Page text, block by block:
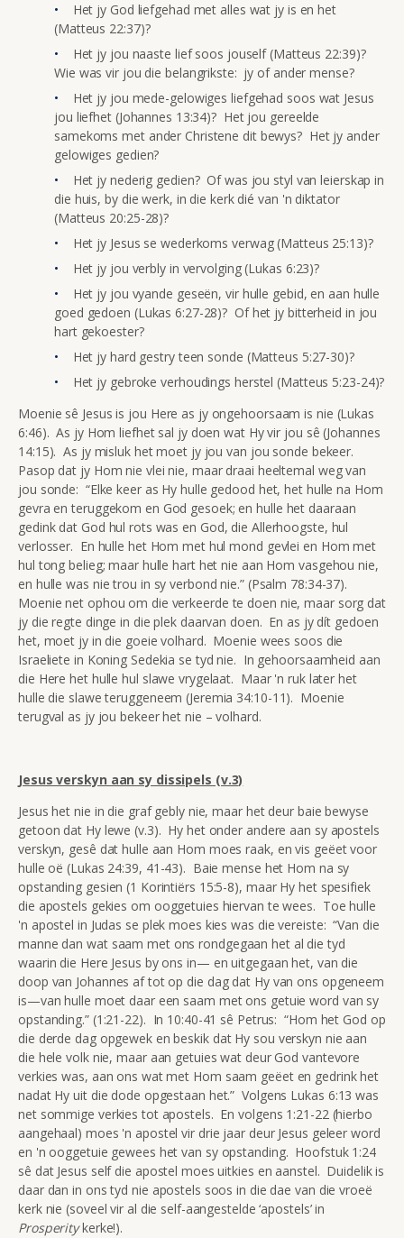
Het jy God liefgehad met alles wat jy is en het
(Matteus 22:37)?
Het jy jou naaste lief soos jouself (Matteus 22:39)?
Wie was vir jou die belangrikste: jy of ander mense?
Het jy jou mede-gelowiges liefgehad soos wat Jesus
jou liefhet (Johannes 13:34)? Het jou gereelde
samekoms met ander Christene dit bewys? Het jy ander
gelowiges gedien?
Het jy nederig gedien? Of was jou styl van leierskap in
die huis, by die werk, in die kerk dié van 'n diktator
(Matteus 20:25-28)?
Het jy Jesus se wederkoms verwag (Matteus 25:13)?
Het jy jou verbly in vervolging (Lukas 6:23)?
Het jy jou vyande geseën, vir hulle gebid, en aan hulle
goed gedoen (Lukas 6:27-28)? Of het jy bitterheid in jou
hart gekoester?
Het jy hard gestry teen sonde (Matteus 5:27-30)?
Het jy gebroke verhoudings herstel (Matteus 5:23-24)?
Moenie sê Jesus is jou Here as jy ongehoorsaam is nie (Lukas
6:46). As jy Hom liefhet sal jy doen wat Hy vir jou sê (Johannes
14:15). As jy misluk het moet jy jou van jou sonde bekeer.
Pasop dat jy Hom nie vlei nie, maar draai heeltemal weg van
jou sonde: “Elke keer as Hy hulle gedood het, het hulle na Hom
gevra en teruggekom en God gesoek; en hulle het daaraan
gedink dat God hul rots was en God, die Allerhoogste, hul
verlosser. En hulle het Hom met hul mond gevlei en Hom met
hul tong belieg; maar hulle hart het nie aan Hom vasgehou nie,
en hulle was nie trou in sy verbond nie.” (Psalm 78:34-37).
Moenie net ophou om die verkeerde te doen nie, maar sorg dat
jy die regte dinge in die plek daarvan doen. En as jy dít gedoen
het, moet jy in die goeie volhard. Moenie wees soos die
Israeliete in Koning Sedekia se tyd nie. In gehoorsaamheid aan
die Here het hulle hul slawe vrygelaat. Maar 'n ruk later het
hulle die slawe teruggeneem (Jeremia 34:10-11). Moenie
terugval as jy jou bekeer het nie – volhard.
Jesus verskyn aan sy dissipels (v.3)
Jesus het nie in die graf gebly nie, maar het deur baie bewyse
getoon dat Hy lewe (v.3). Hy het onder andere aan sy apostels
verskyn, gesê dat hulle aan Hom moes raak, en vis geëet voor
hulle oë (Lukas 24:39, 41-43). Baie mense het Hom na sy
opstanding gesien (1 Korintiërs 15:5-8), maar Hy het spesifiek
die apostels gekies om ooggetuies hiervan te wees. Toe hulle
'n apostel in Judas se plek moes kies was die vereiste: “Van die
manne dan wat saam met ons rondgegaan het al die tyd
waarin die Here Jesus by ons in— en uitgegaan het, van die
doop van Johannes af tot op die dag dat Hy van ons opgeneem
is—van hulle moet daar een saam met ons getuie word van sy
opstanding.” (1:21-22). In 10:40-41 sê Petrus: “Hom het God op
die derde dag opgewek en beskik dat Hy sou verskyn nie aan
die hele volk nie, maar aan getuies wat deur God vantevore
verkies was, aan ons wat met Hom saam geëet en gedrink het
nadat Hy uit die dode opgestaan het.” Volgens Lukas 6:13 was
net sommige verkies tot apostels. En volgens 1:21-22 (hierbo
aangehaal) moes 'n apostel vir drie jaar deur Jesus geleer word
en 'n ooggetuie gewees het van sy opstanding. Hoofstuk 1:24
sê dat Jesus self die apostel moes uitkies en aanstel. Duidelik is
daar dan in ons tyd nie apostels soos in die dae van die vroeë
kerk nie (soveel vir al die self-aangestelde ‘apostels’ in
Prosperitykerke!).